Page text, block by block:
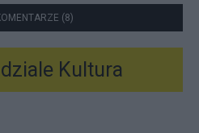
(8)
Kultura